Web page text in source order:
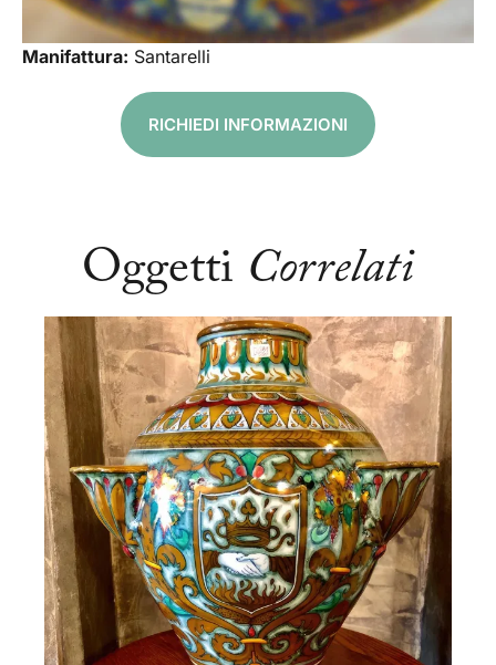
Manifattura: Santarelli
RICHIEDI INFORMAZIONI
Oggetti Correlati